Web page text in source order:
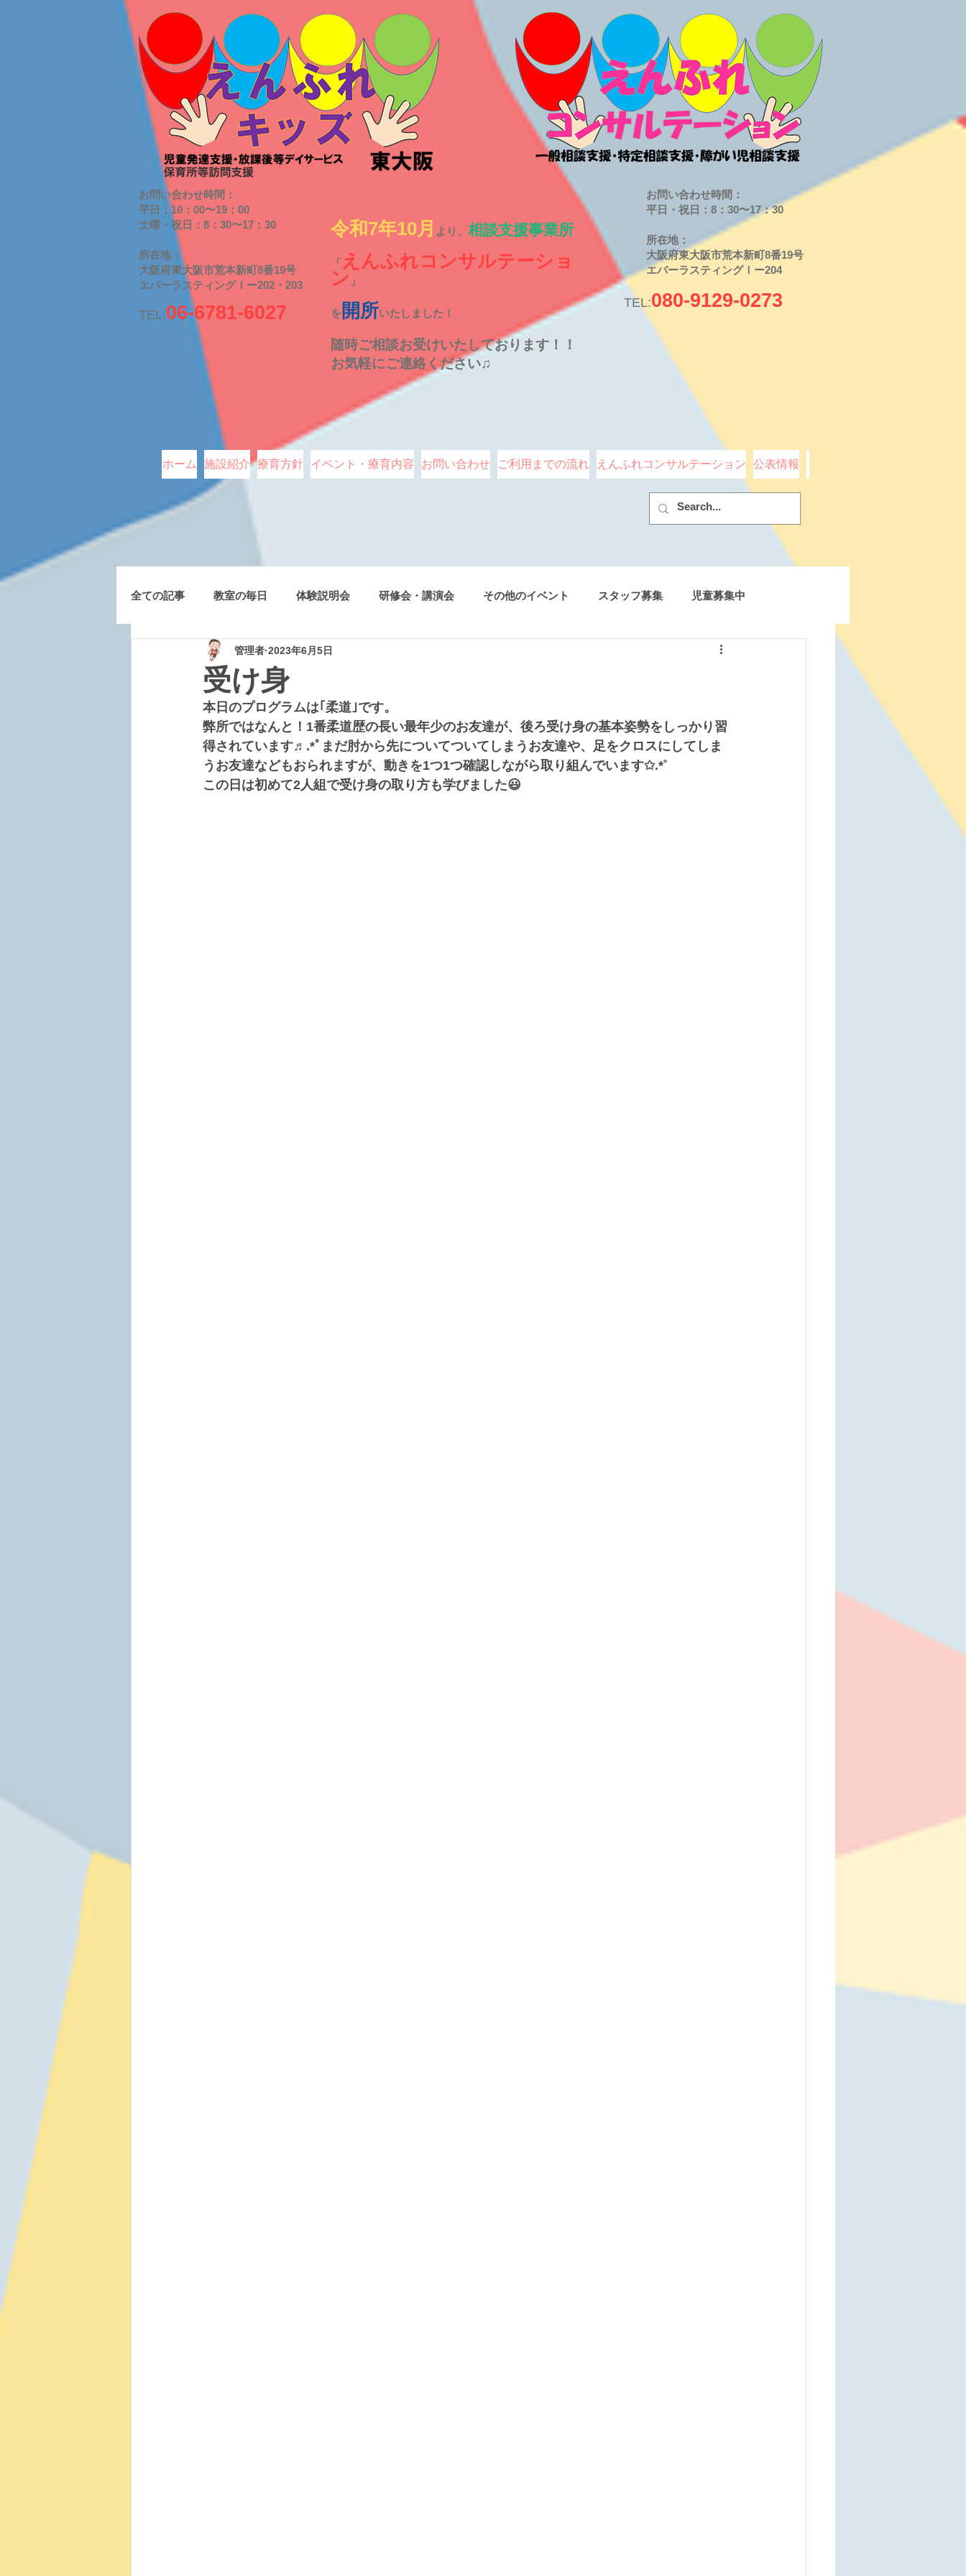
お問い合わせ時間：
平日：10：00〜19：00
​土曜・祝日：8：30〜17：30
​所在地：
大阪府東大阪市荒本新町8番19号
​エバーラスティングⅠー202・203
TEL:06-6781-6027
令和7年10月 より、 相談支援事業所
「 えんふれコンサルテーショ
ン 」
を 開所いたしました！
随時ご相談お受けいたしております！！
お気軽にご連絡ください♫
お問い合わせ時間：
平日・祝日：8：30〜17：30
​所在地：
大阪府東大阪市荒本新町8番19号
​エバーラスティングⅠー204
TEL:080-9129-0273
ホーム 施設紹介 療育方針 イベント・療育内容 お問い合わせ ご利用までの流れ えんふれコンサルテーション 公表情報
全ての記事 教室の毎日 体験説明会 研修会・講演会 その他のイベント スタッフ募集 児童募集中
受け身
管理者 2023年6月5日
本日のプログラムは｢柔道｣です。
弊所ではなんと！1番柔道歴の長い最年少のお友達が、後ろ受け身の基本姿勢をしっかり習
得されています♬.*ﾟまだ肘から先についてついてしまうお友達や、足をクロスにしてしま
うお友達などもおられますが、動きを1つ1つ確認しながら取り組んでいます✩.*˚
この日は初めて2人組で受け身の取り方も学びました😃